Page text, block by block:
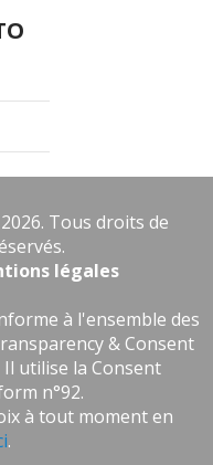
Tous droits de
légales
à l'ensemble des
& Consent
utilise la Consent
n°92.
à tout moment en
.